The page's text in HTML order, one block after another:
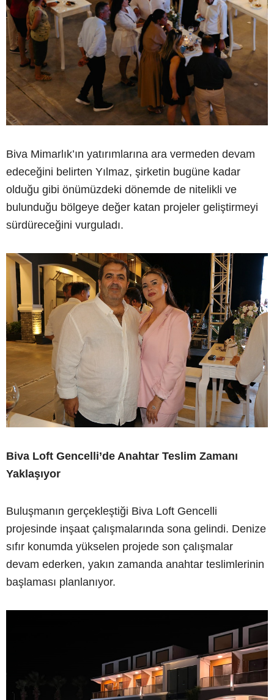
Biva Mimarlık’ın yatırımlarına ara vermeden devam
edeceğini belirten Yılmaz, şirketin bugüne kadar
olduğu gibi önümüzdeki dönemde de nitelikli ve
bulunduğu bölgeye değer katan projeler geliştirmeyi
sürdüreceğini vurguladı.
Biva Loft Gencelli’de Anahtar Teslim Zamanı
Yaklaşıyor
Buluşmanın gerçekleştiği Biva Loft Gencelli
projesinde inşaat çalışmalarında sona gelindi. Denize
sıfır konumda yükselen projede son çalışmalar
devam ederken, yakın zamanda anahtar teslimlerinin
başlaması planlanıyor.